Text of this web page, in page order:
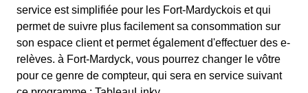
service est simplifiée pour les Fort-Mardyckois et qui
permet de suivre plus facilement sa consommation sur
son espace client et permet également d'effectuer des e-
relèves. à Fort-Mardyck, vous pourrez changer le vôtre
pour ce genre de compteur, qui sera en service suivant